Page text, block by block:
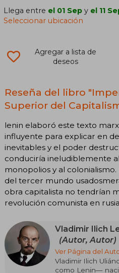
Llega entre el 01 Sep y el 11
Seleccionar ubicación
Agregar a lista de
deseos
Reseña del libro
Superior del
lenin elaboró este texto
influyente para explicar en
inevitables y el poder
conduciría ineludiblemente
monopolios y al
del tercer mundo
obra capitalista no tendrían
revolución comunista en
Vladimir Ilich
(Autor, Autor)
Ver Página del
Vladimir Ilich
como Lenin—